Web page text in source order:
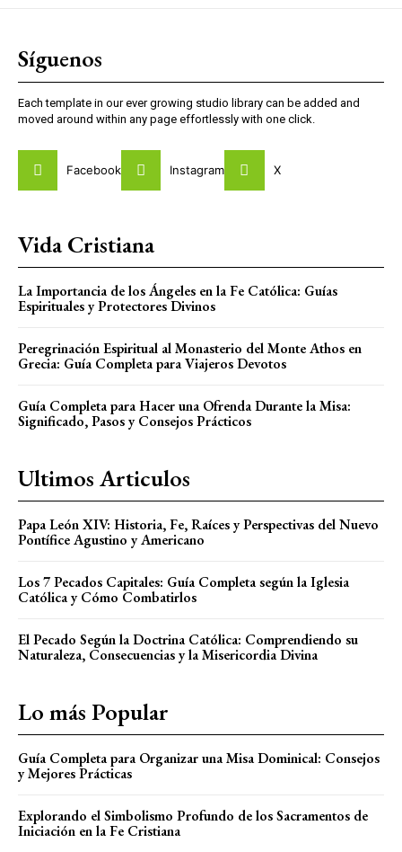
Síguenos
Each template in our ever growing studio library can be added and
moved around within any page effortlessly with one click.
Facebook Instagram X
Vida Cristiana
La Importancia de los Ángeles en la Fe Católica: Guías
Espirituales y Protectores Divinos
Peregrinación Espiritual al Monasterio del Monte Athos en
Grecia: Guía Completa para Viajeros Devotos
Guía Completa para Hacer una Ofrenda Durante la Misa:
Significado, Pasos y Consejos Prácticos
Ultimos Articulos
Papa León XIV: Historia, Fe, Raíces y Perspectivas del Nuevo
Pontífice Agustino y Americano
Los 7 Pecados Capitales: Guía Completa según la Iglesia
Católica y Cómo Combatirlos
El Pecado Según la Doctrina Católica: Comprendiendo su
Naturaleza, Consecuencias y la Misericordia Divina
Lo más Popular
Guía Completa para Organizar una Misa Dominical: Consejos
y Mejores Prácticas
Explorando el Simbolismo Profundo de los Sacramentos de
Iniciación en la Fe Cristiana